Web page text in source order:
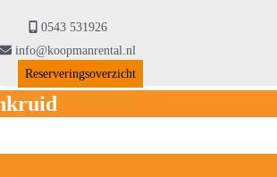
0543 531926
info@koopmanrental.nl
Reserveringsoverzicht